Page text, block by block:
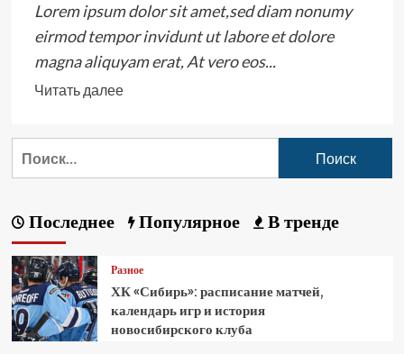
Lorem ipsum dolor sit amet,sed diam nonumy
eirmod tempor invidunt ut labore et dolore
magna aliquyam erat, At vero eos...
Читать далее
Последнее Популярное В тренде
Разное
ХК «Сибирь»: расписание матчей,
календарь игр и история
новосибирского клуба